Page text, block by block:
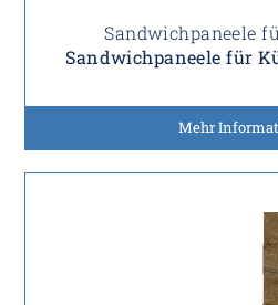
Sandwichpaneele
Sandwichpaneele für
Mehr